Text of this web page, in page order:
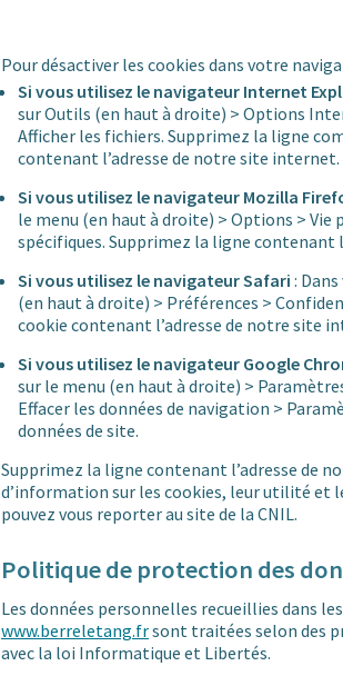
Pour désactiver les cookies dans votre
Si vous utilisez le navigateur Internet
sur Outils (en haut à droite) > Options
Afficher les fichiers. Supprimez la ligne
contenant l’adresse de notre site internet.
Si vous utilisez le navigateur Mozilla
le menu (en haut à droite) > Options > Vie
spécifiques. Supprimez la ligne contenant
Si vous utilisez le navigateur Safari :
(en haut à droite) > Préférences >
cookie contenant l’adresse de notre site
Si vous utilisez le navigateur Google
sur le menu (en haut à droite) >
Effacer les données de navigation >
données de site.
Supprimez la ligne contenant l’adresse de
d’information sur les cookies, leur utilité et
pouvez vous reporter au site de la CNIL.
Politique de protection des
Les données personnelles recueillies dans
www.berreletang.frsont traitées selon des
avec la loi Informatique et Libertés.